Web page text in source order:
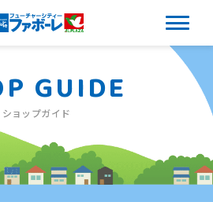
GUIDE
ショップガイド